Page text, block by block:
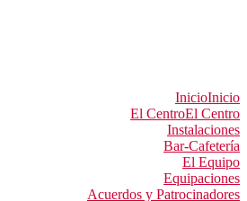
InicioInicio
El CentroEl Centro
Instalaciones
Bar-Cafetería
El Equipo
Equipaciones
Acuerdos y Patrocinadores